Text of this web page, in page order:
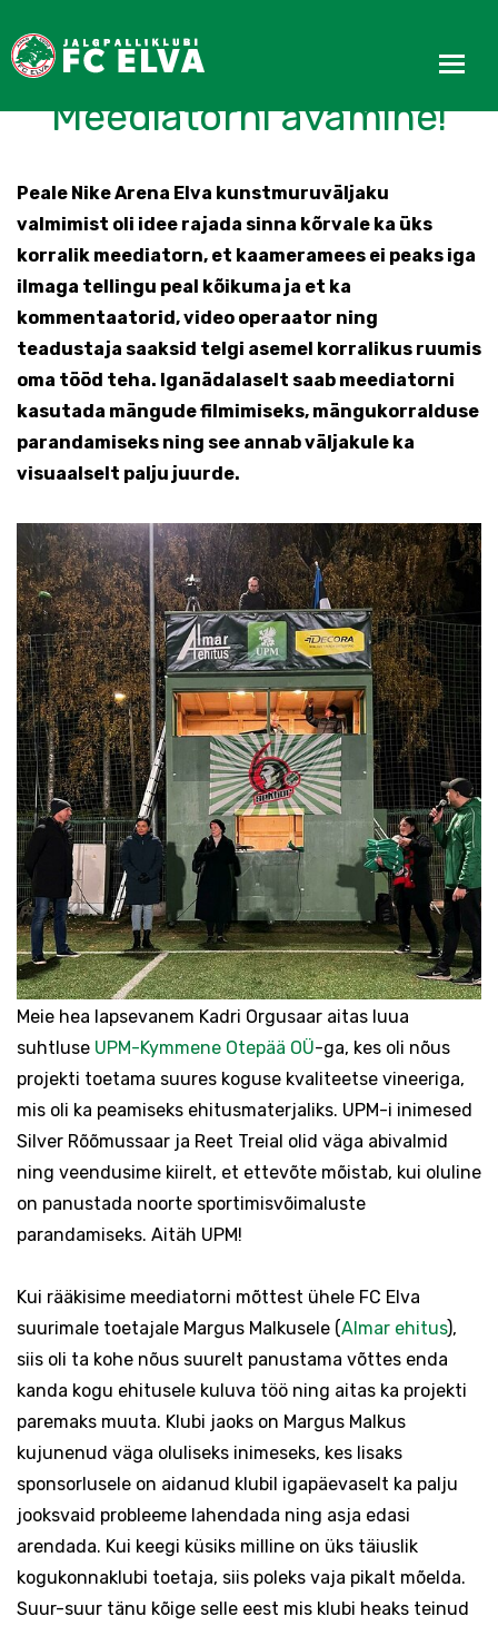
Nike Arena Elva
Meediatorni avamine!
Peale Nike Arena Elva kunstmuruväljaku
valmimist oli idee rajada sinna kõrvale ka üks
korralik meediatorn, et kaameramees ei peaks iga
ilmaga tellingu peal kõikuma ja et ka
kommentaatorid, video operaator ning
teadustaja saaksid telgi asemel korralikus ruumis
oma tööd teha. Iganädalaselt saab meediatorni
kasutada mängude filmimiseks, mängukorralduse
parandamiseks ning see annab väljakule ka
visuaalselt palju juurde.
Meie hea lapsevanem Kadri Orgusaar aitas luua
suhtluse UPM-Kymmene Otepää OÜ-ga, kes oli nõus
projekti toetama suures koguse kvaliteetse vineeriga,
mis oli ka peamiseks ehitusmaterjaliks. UPM-i inimesed
Silver Rõõmussaar ja Reet Treial olid väga abivalmid
ning veendusime kiirelt, et ettevõte mõistab, kui oluline
on panustada noorte sportimisvõimaluste
parandamiseks. Aitäh UPM!
Kui rääkisime meediatorni mõttest ühele FC Elva
suurimale toetajale Margus Malkusele (Almar ehitus),
siis oli ta kohe nõus suurelt panustama võttes enda
kanda kogu ehitusele kuluva töö ning aitas ka projekti
paremaks muuta. Klubi jaoks on Margus Malkus
kujunenud väga oluliseks inimeseks, kes lisaks
sponsorlusele on aidanud klubil igapäevaselt ka palju
jooksvaid probleeme lahendada ning asja edasi
arendada. Kui keegi küsiks milline on üks täiuslik
kogukonnaklubi toetaja, siis poleks vaja pikalt mõelda.
Suur-suur tänu kõige selle eest mis klubi heaks teinud